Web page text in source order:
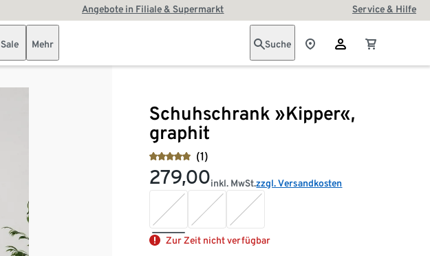
Angebote in Filiale & Supermarkt Service & Hilfe
Sale Mehr Suche
Schuhschrank »Kipper«,
graphit
(1)
279,00inkl. MwSt.zzgl. Versandkosten
Zur Zeit nicht verfügbar